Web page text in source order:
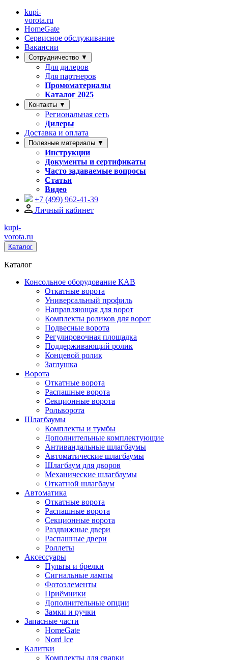
kupi-
vorota.ru
HomeGate
Сервисное обслуживание
Вакансии
Сотрудничество ▼
Для дилеров
Для партнеров
Промоматериалы
Каталог 2025
Контакты ▼
Региональная сеть
Дилеры
Доставка и оплата
Полезные материалы ▼
Инструкции
Документы и сертификаты
Часто задаваемые вопросы
Статьи
Видео
+7 (499) 962-41-39
Личный кабинет
kupi-
vorota.ru
Каталог
Каталог
Консольное оборудование КАВ
Откатные ворота
Универсальный профиль
Направляющая для ворот
Комплекты роликов для ворот
Подвесные ворота
Регулировочная площадка
Поддерживающий ролик
Концевой ролик
Заглушка
Ворота
Откатные ворота
Распашные ворота
Секционные ворота
Рольворота
Шлагбаумы
Комплекты и тумбы
Дополнительные комплектующие
Антивандальные шлагбаумы
Автоматические шлагбаумы
Шлагбаум для дворов
Механические шлагбаумы
Откатной шлагбаум
Автоматика
Откатные ворота
Распашные ворота
Секционные ворота
Раздвижные двери
Распашные двери
Роллеты
Аксессуары
Пульты и брелки
Сигнальные лампы
Фотоэлементы
Приёмники
Дополнительные опции
Замки и ручки
Запасные части
HomeGate
Nord Ice
Калитки
Комплекты для сварки